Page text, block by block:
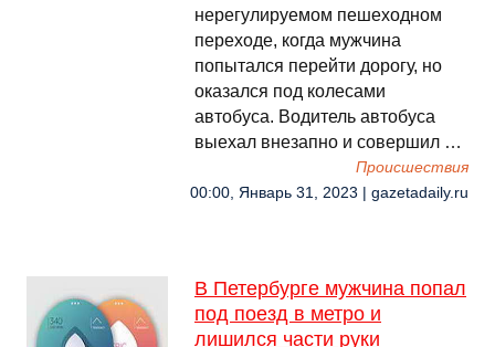
нерегулируемом пешеходном
переходе, когда мужчина
попытался перейти дорогу, но
оказался под колесами
автобуса. Водитель автобуса
выехал внезапно и совершил …
Происшествия
00:00, Январь 31, 2023 | gazetadaily.ru
В Петербурге мужчина попал
под поезд в метро и
лишился части руки